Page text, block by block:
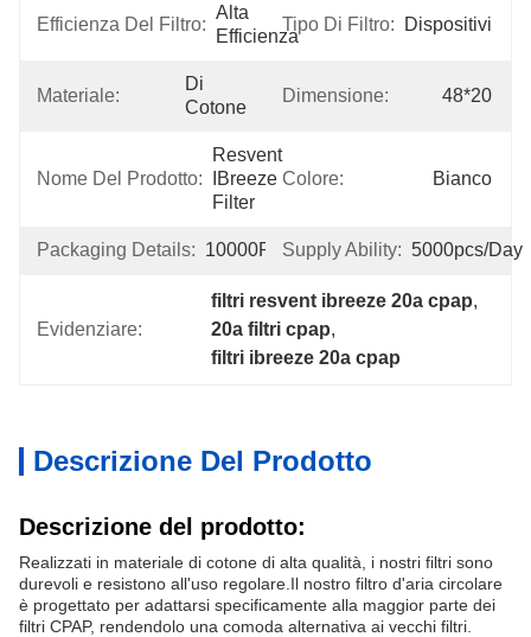
Efficienza Del Filtro:
Alta
Efficienza
Tipo Di Filtro: Dispositivi
Materiale:
Di
Cotone
Dimensione: 48*20
Nome Del Prodotto:
Resvent
IBreeze
Filter
Colore: Bianco
Packaging Details: 10000PCS/BOXSupply Ability: 5000pcs/day
Evidenziare:
filtri resvent ibreeze 20a cpap,
20a filtri cpap,
filtri ibreeze 20a cpap
Descrizione Del Prodotto
Descrizione del prodotto:
Realizzati in materiale di cotone di alta qualità, i nostri filtri sono
durevoli e resistono all'uso regolare.Il nostro filtro d'aria circolare
è progettato per adattarsi specificamente alla maggior parte dei
filtri CPAP, rendendolo una comoda alternativa ai vecchi filtri.